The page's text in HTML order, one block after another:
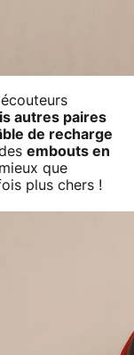
autres paires
de recharge
embouts en
que
plus chers !